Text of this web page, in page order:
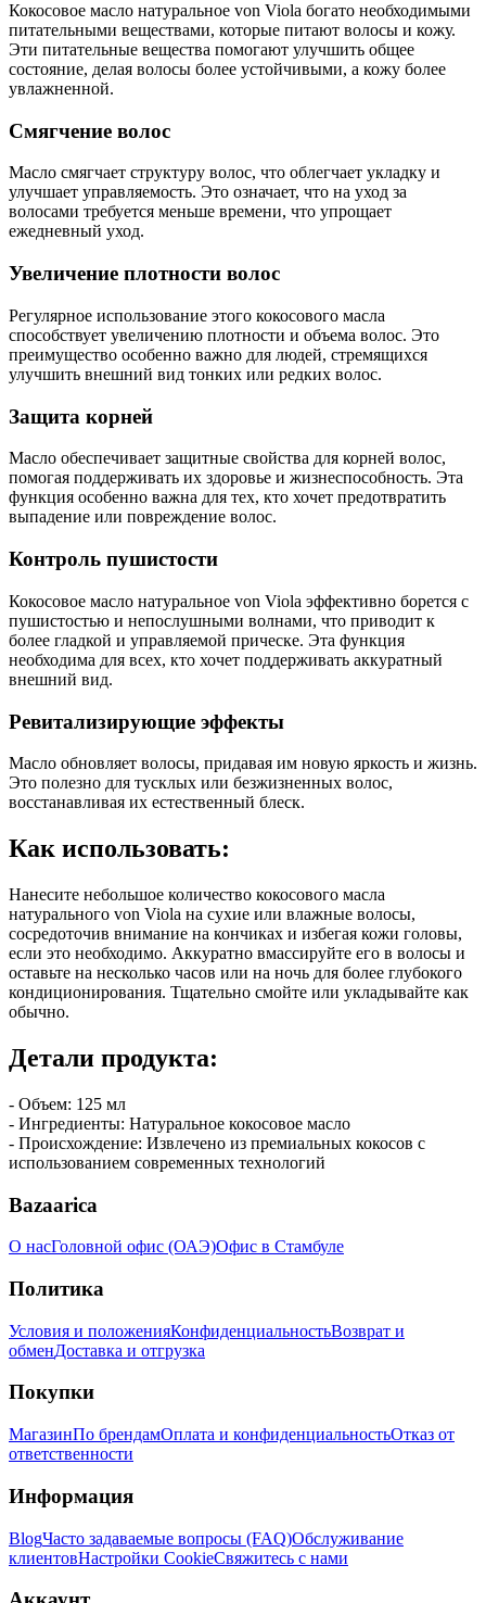
Кокосовое масло натуральное von Viola богато необходимыми
питательными веществами, которые питают волосы и кожу.
Эти питательные вещества помогают улучшить общее
состояние, делая волосы более устойчивыми, а кожу более
увлажненной.
Смягчение волос
Масло смягчает структуру волос, что облегчает укладку и
улучшает управляемость. Это означает, что на уход за
волосами требуется меньше времени, что упрощает
ежедневный уход.
Увеличение плотности волос
Регулярное использование этого кокосового масла
способствует увеличению плотности и объема волос. Это
преимущество особенно важно для людей, стремящихся
улучшить внешний вид тонких или редких волос.
Защита корней
Масло обеспечивает защитные свойства для корней волос,
помогая поддерживать их здоровье и жизнеспособность. Эта
функция особенно важна для тех, кто хочет предотвратить
выпадение или повреждение волос.
Контроль пушистости
Кокосовое масло натуральное von Viola эффективно борется с
пушистостью и непослушными волнами, что приводит к
более гладкой и управляемой прическе. Эта функция
необходима для всех, кто хочет поддерживать аккуратный
внешний вид.
Ревитализирующие эффекты
Масло обновляет волосы, придавая им новую яркость и жизнь.
Это полезно для тусклых или безжизненных волос,
восстанавливая их естественный блеск.
Как использовать:
Нанесите небольшое количество кокосового масла
натурального von Viola на сухие или влажные волосы,
сосредоточив внимание на кончиках и избегая кожи головы,
если это необходимо. Аккуратно вмассируйте его в волосы и
оставьте на несколько часов или на ночь для более глубокого
кондиционирования. Тщательно смойте или укладывайте как
обычно.
Детали продукта:
- Объем: 125 мл
- Ингредиенты: Натуральное кокосовое масло
- Происхождение: Извлечено из премиальных кокосов с
использованием современных технологий
Bazaarica
О насГоловной офис (ОАЭ)Офис в Стамбуле
Политика
Условия и положенияКонфиденциальностьВозврат и
обменДоставка и отгрузка
Покупки
МагазинПо брендамОплата и конфиденциальностьОтказ от
ответственности
Информация
BlogЧасто задаваемые вопросы (FAQ)Обслуживание
клиентовНастройки CookieСвяжитесь с нами